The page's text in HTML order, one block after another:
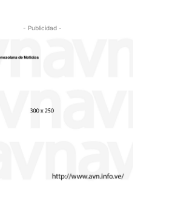
- Publicidad -